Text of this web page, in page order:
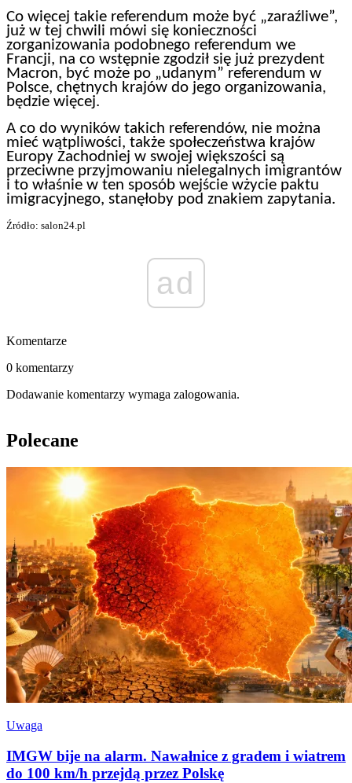
Co więcej takie referendum może być „zaraźliwe”,
już w tej chwili mówi się konieczności
zorganizowania podobnego referendum we
Francji, na co wstępnie zgodził się już prezydent
Macron, być może po „udanym” referendum w
Polsce, chętnych krajów do jego organizowania,
będzie więcej.
A co do wyników takich referendów, nie można
mieć wątpliwości, także społeczeństwa krajów
Europy Zachodniej w swojej większości są
przeciwne przyjmowaniu nielegalnych imigrantów
i to właśnie w ten sposób wejście wżycie paktu
imigracyjnego, stanęłoby pod znakiem zapytania.
Źródło: salon24.pl
ad
Komentarze
0 komentarzy
Dodawanie komentarzy wymaga zalogowania.
Polecane
Uwaga
IMGW bije na alarm. Nawałnice z gradem i wiatrem
do 100 km/h przejdą przez Polskę